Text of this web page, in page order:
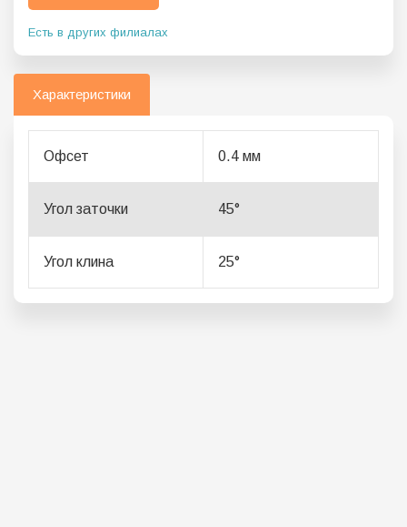
Есть в других филиалах
Характеристики
Офсет 0.4 мм
Угол заточки 45°
Угол клина 25°